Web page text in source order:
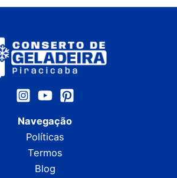
Navegação
Políticas
Termos
Blog